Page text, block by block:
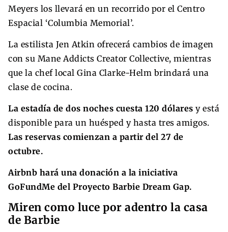
Meyers los llevará en un recorrido por el Centro
Espacial ‘Columbia Memorial’.
La estilista Jen Atkin ofrecerá cambios de imagen
con su Mane Addicts Creator Collective, mientras
que la chef local Gina Clarke-Helm brindará una
clase de cocina.
La estadía de dos noches cuesta 120 dólares y está
disponible para un huésped y hasta tres amigos.
Las reservas comienzan a partir del 27 de
octubre.
Airbnb hará una donación a la iniciativa
GoFundMe del Proyecto Barbie Dream Gap.
Miren como luce por adentro la casa
de Barbie